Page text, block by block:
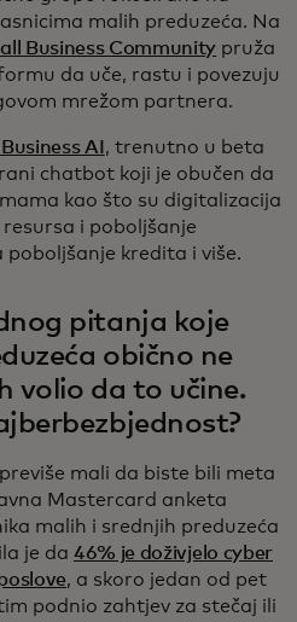
malih preduzeća. Na
Business Community pruža
da uče, rastu i povezuju
mrežom partnera.
AI , trenutno u beta
chatbot koji je obučen da
kao što su digitalizacija
i poboljšanje
kredita i više.
pitanja koje
obično ne
volio da to učine.
mali da biste bili meta
Mastercard anketa
malih i srednjih preduzeća
je da 46% je doživjelo cyber
, a skoro jedan od pet
podnio zahtjev za stečaj ili